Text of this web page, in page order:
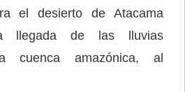
el desierto de Atacama
llegada de las lluvias
cuenca amazónica, al